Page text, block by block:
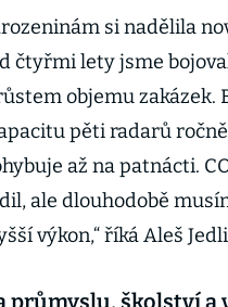
si nadělila
čtyřmi lety jsme
objemu zakázek.
pěti radarů
až na patnácti.
ale dlouhodobě
výkon,“ říká Aleš
průmyslu, školství a